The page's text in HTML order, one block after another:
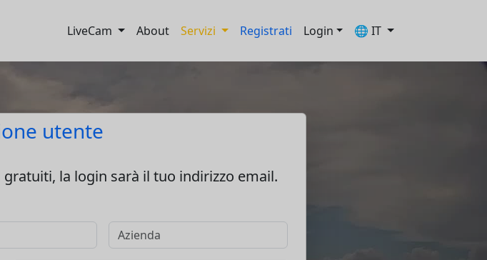
LiveCam About Servizi Registrati Login 🌐 IT
utente
la login sarà il tuo indirizzo email.